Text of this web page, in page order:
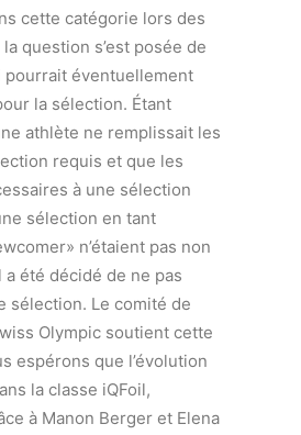
cette catégorie lors des
question s’est posée de
pourrait éventuellement
la sélection. Étant
athlète ne remplissait les
requis et que les
à une sélection
sélection en tant
n’étaient pas non
été décidé de ne pas
sélection. Le comité de
Olympic soutient cette
espérons que l’évolution
la classe iQFoil,
à Manon Berger et Elena